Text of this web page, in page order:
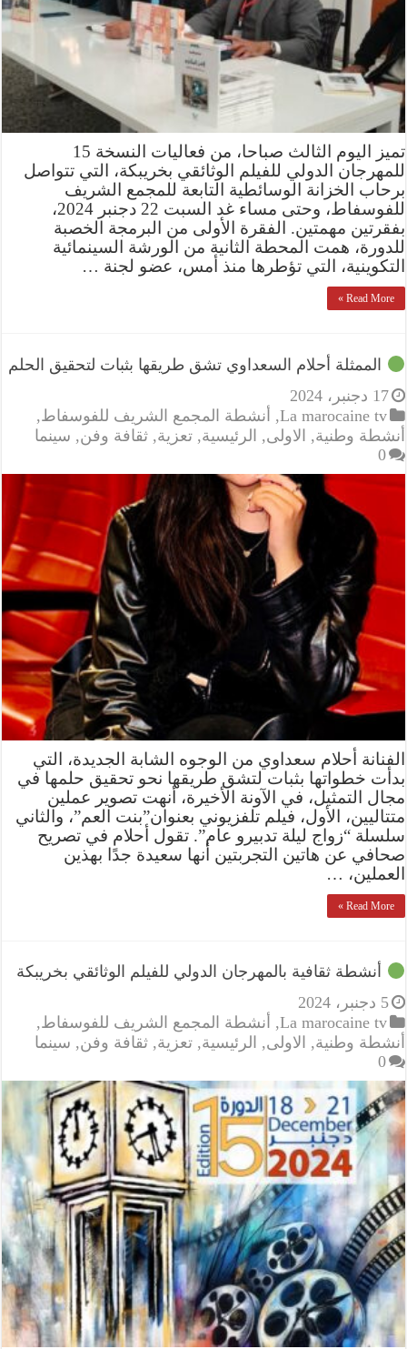
تميز اليوم الثالث صباحا، من فعاليات النسخة 15
للمهرجان الدولي للفيلم الوثائقي بخريبكة، التي تتواصل
برحاب الخزانة الوسائطية التابعة للمجمع الشريف
للفوسفاط، وحتى مساء غد السبت 22 دجنبر 2024،
بفقرتين مهمتين. الفقرة الأولى من البرمجة الخصبة
للدورة، همت المحطة الثانية من الورشة السينمائية
التكوينية، التي تؤطرها منذ أمس، عضو لجنة …
Read More »
الممثلة أحلام السعداوي تشق طريقها بثبات لتحقيق الحلم
17 دجنبر، 2024
La marocaine tv
, أنشطة المجمع الشريف للفوسفاط,
أنشطة وطنية, الاولى, الرئيسية,تعزية,ثقافة وفن, سينما
0
الفنانة أحلام سعداوي من الوجوه الشابة الجديدة، التي
بدأت خطواتها بثبات لتشق طريقها نحو تحقيق حلمها في
مجال التمثيل، في الآونة الأخيرة، أنهت تصوير عملين
متتاليين، الأول، فيلم تلفزيوني بعنوان”بنت العم”، والثاني
سلسلة “زواج ليلة تدبيرو عام”. تقول أحلام في تصريح
صحافي عن هاتين التجربتين أنها سعيدة جدًا بهذين
العملين، …
Read More »
أنشطة ثقافية بالمهرجان الدولي للفيلم الوثائقي بخريبكة
5 دجنبر، 2024
La marocaine tv
, أنشطة المجمع الشريف للفوسفاط,
أنشطة وطنية, الاولى, الرئيسية,تعزية,ثقافة وفن, سينما
0